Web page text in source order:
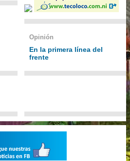
Opinión
En la primera línea del
frente